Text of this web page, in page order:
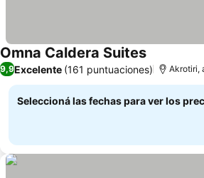
Omna Caldera Suites
9,9Excelente (161 puntuaciones) Akrotiri,
Seleccioná las fechas para ver los